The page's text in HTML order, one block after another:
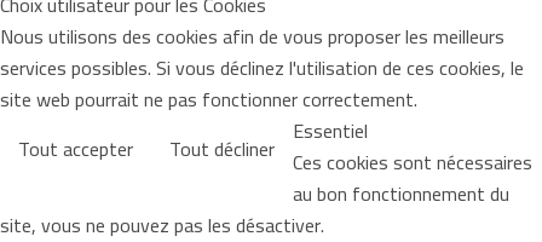
Nous utilisons des cookies afin de vous proposer les meilleurs
services possibles. Si vous déclinez l'utilisation de ces cookies, le
site web pourrait ne pas fonctionner correctement.
Tout accepter
Tout décliner Essentiel
Ces cookies sont nécessaires
au bon fonctionnement du
site, vous ne pouvez pas les désactiver.